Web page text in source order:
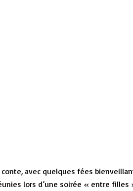
avec quelques fées
lors d’une soirée « entre